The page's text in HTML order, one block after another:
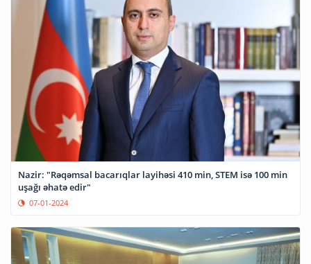
Nazir: "Rəqəmsal bacarıqlar layihəsi 410 min, STEM isə 100 min
uşağı əhatə edir"
07-01-2024